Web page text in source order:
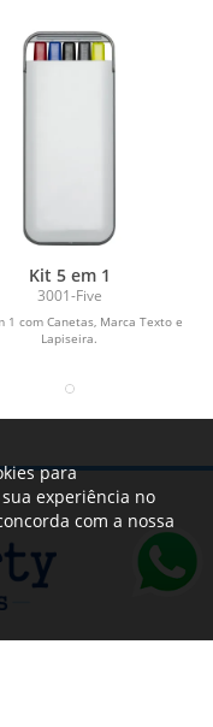
Kit 5 em 1
3001-Five
1 com Canetas, Marca Texto e
Lapiseira.
para
experiência no
com a nossa